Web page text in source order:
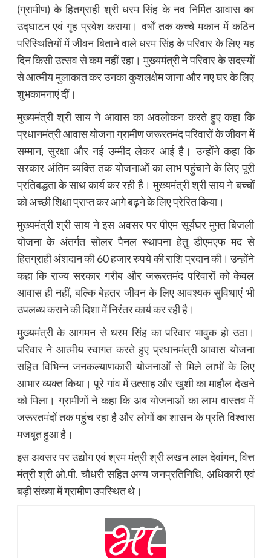
(ग्रामीण) के हितग्राही श्री धरम सिंह के नव निर्मित आवास का
उद्घाटन एवं गृह प्रवेश कराया। वर्षों तक कच्चे मकान में कठिन
परिस्थितियों में जीवन बिताने वाले धरम सिंह के परिवार के लिए यह
दिन किसी उत्सव से कम नहीं रहा। मुख्यमंत्री ने परिवार के सदस्यों
से आत्मीय मुलाकात कर उनका कुशलक्षेम जाना और नए घर के लिए
शुभकामनाएं दीं।
मुख्यमंत्री श्री साय ने आवास का अवलोकन करते हुए कहा कि
प्रधानमंत्री आवास योजना ग्रामीण जरूरतमंद परिवारों के जीवन में
सम्मान, सुरक्षा और नई उम्मीद लेकर आई है। उन्होंने कहा कि
सरकार अंतिम व्यक्ति तक योजनाओं का लाभ पहुंचाने के लिए पूरी
प्रतिबद्धता के साथ कार्य कर रही है। मुख्यमंत्री श्री साय ने बच्चों
को अच्छी शिक्षा प्राप्त कर आगे बढ़ने के लिए प्रेरित किया।
मुख्यमंत्री श्री साय ने इस अवसर पर पीएम सूर्यघर मुफ्त बिजली
योजना के अंतर्गत सोलर पैनल स्थापना हेतु डीएमएफ मद से
हितग्राही अंशदान की 60 हजार रुपये की राशि प्रदान की। उन्होंने
कहा कि राज्य सरकार गरीब और जरूरतमंद परिवारों को केवल
आवास ही नहीं, बल्कि बेहतर जीवन के लिए आवश्यक सुविधाएं भी
उपलब्ध कराने की दिशा में निरंतर कार्य कर रही है।
मुख्यमंत्री के आगमन से धरम सिंह का परिवार भावुक हो उठा।
परिवार ने आत्मीय स्वागत करते हुए प्रधानमंत्री आवास योजना
सहित विभिन्न जनकल्याणकारी योजनाओं से मिले लाभों के लिए
आभार व्यक्त किया। पूरे गांव में उत्साह और खुशी का माहौल देखने
को मिला। ग्रामीणों ने कहा कि अब योजनाओं का लाभ वास्तव में
जरूरतमंदों तक पहुंच रहा है और लोगों का शासन के प्रति विश्वास
मजबूत हुआ है।
इस अवसर पर उद्योग एवं श्रम मंत्री श्री लखन लाल देवांगन, वित्त
मंत्री श्री ओ.पी. चौधरी सहित अन्य जनप्रतिनिधि, अधिकारी एवं
बड़ी संख्या में ग्रामीण उपस्थित थे।